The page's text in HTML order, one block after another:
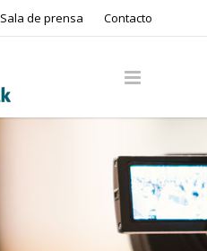
Sala de prensa Contacto